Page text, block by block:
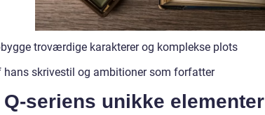
troværdige karakterer og komplekse plots
hans skrivestil og ambitioner som forfatter
seriens unikke elementer